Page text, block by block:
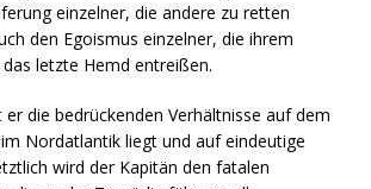
einzelner, die andere zu retten
den Egoismus einzelner, die ihrem
letzte Hemd entreißen.
er die bedrückenden Verhältnisse auf dem
Nordatlantik liegt und auf eindeutige
wird der Kapitän den fatalen